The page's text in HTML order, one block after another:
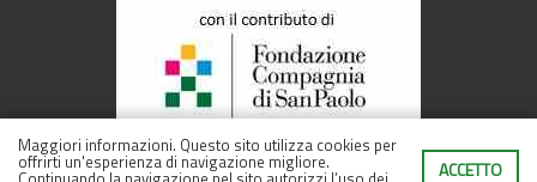
Maggiori informazioni. Questo sito utilizza cookies per
offrirti un'esperienza di navigazione migliore. ACCETTO